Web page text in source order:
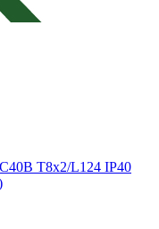
T8х2/L124 IP40